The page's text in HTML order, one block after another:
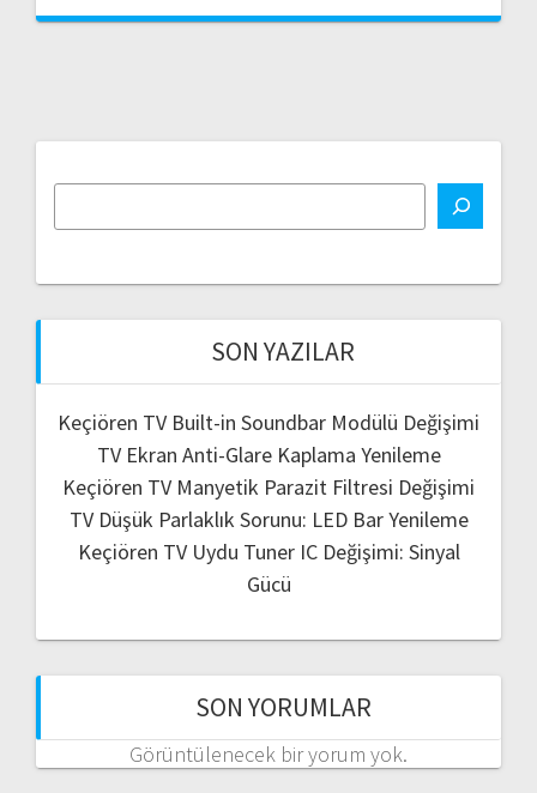
SON YAZILAR
Keçiören TV Built-in Soundbar Modülü Değişimi
TV Ekran Anti-Glare Kaplama Yenileme
Keçiören TV Manyetik Parazit Filtresi Değişimi
TV Düşük Parlaklık Sorunu: LED Bar Yenileme
Keçiören TV Uydu Tuner IC Değişimi: Sinyal
Gücü
SON YORUMLAR
Görüntülenecek bir yorum yok.